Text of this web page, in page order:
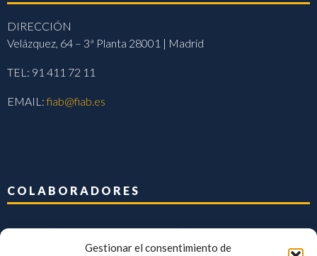
Gestionar el consentimiento de
DIRECCIÓN
Velázquez, 64 – 3ª Planta 28001 | Madrid
TEL: 91 411 72 11
EMAIL:fiab@fiab.es
COLABORADORES